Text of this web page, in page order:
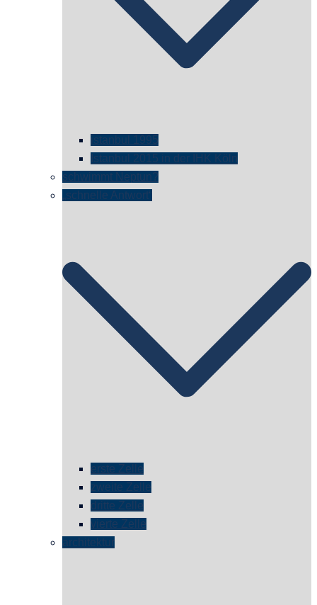
istanbul 1995
Istanbul 2015 in der IHK Köln
schwimmt Neptun?
„schnelle Antwort“
erste Zelle
zweite Zelle
dritte Zelle
vierte Zelle
architektur